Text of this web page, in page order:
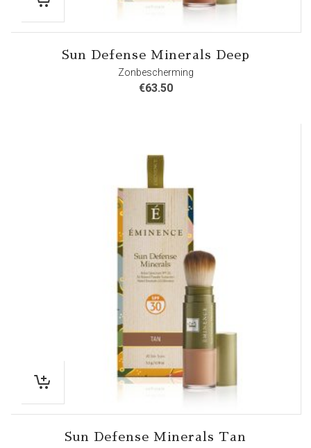
Sun Defense Minerals Deep
Zonbescherming
€63.50
Sun Defense Minerals Tan